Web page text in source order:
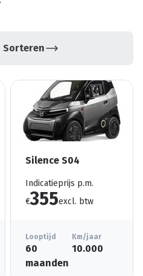
Silence S04
Indicatieprijs p.m.
€355excl. btw
Looptijd
60
maanden
Km/jaar
10.000